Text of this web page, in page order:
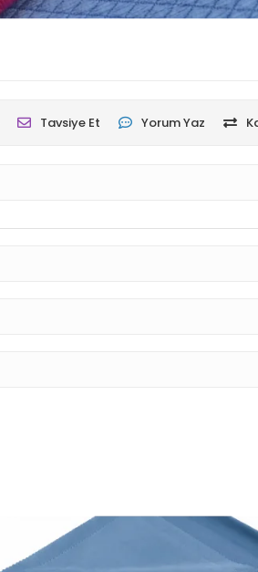
Tavsiye Et Yorum Yaz